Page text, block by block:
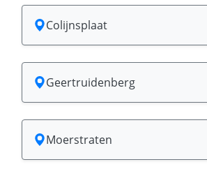
Colijnsplaat
Geertruidenberg
Moerstraten